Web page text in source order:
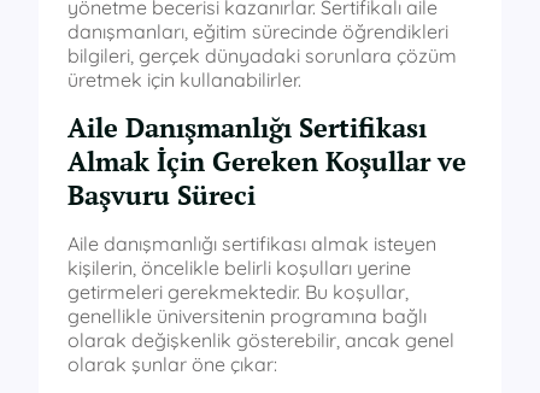
yönetme becerisi kazanırlar. Sertifikalı aile
danışmanları, eğitim sürecinde öğrendikleri
bilgileri, gerçek dünyadaki sorunlara çözüm
üretmek için kullanabilirler.
Aile Danışmanlığı Sertifikası
Almak İçin Gereken Koşullar ve
Başvuru Süreci
Aile danışmanlığı sertifikası almak isteyen
kişilerin, öncelikle belirli koşulları yerine
getirmeleri gerekmektedir. Bu koşullar,
genellikle üniversitenin programına bağlı
olarak değişkenlik gösterebilir, ancak genel
olarak şunlar öne çıkar: